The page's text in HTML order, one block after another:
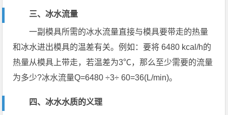
三、冰水流量
一副模具所需的冰水流量直接与模具要带走的热量
和冰水进出模具的温差有关。例如：要将 6480 kcal/h的
热量从模具上带走，若温差为3℃，那么至少需要的流量
为多少?冰水流量Q=6480 ÷3÷ 60=36(L/min)。
四、冰水水质的义理